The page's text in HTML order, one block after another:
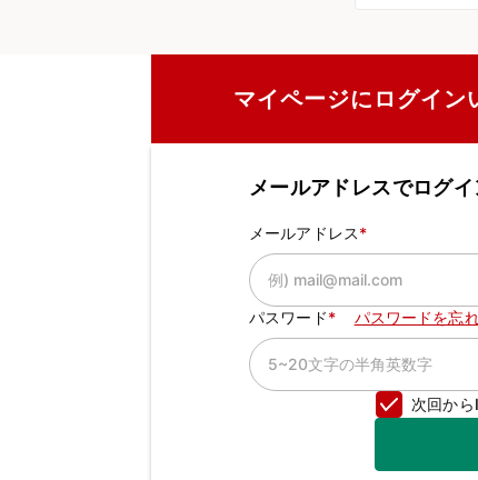
マイページにログイン
メールアドレスでログイ
メールアドレス
パスワード パスワードを忘
次回か